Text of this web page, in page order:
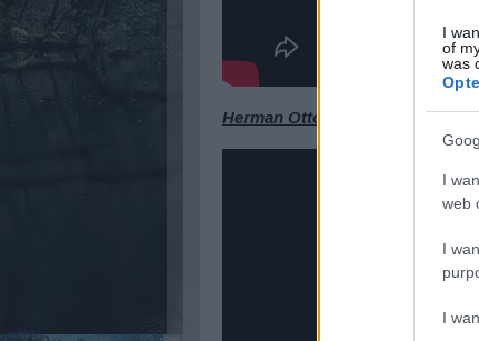
I
of
was
I
web
I
I
Herman Ottó tudományos díj